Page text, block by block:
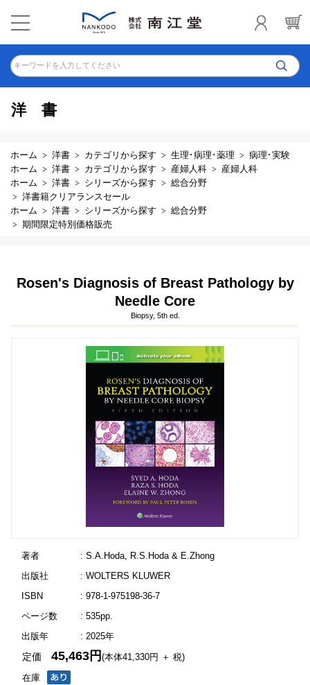
キーワードを入力してください
洋書
ホーム 洋書 カテゴリから探す 生理･病理･薬理
病理･実験
ホーム
洋書 カテゴリから探す 産婦人科
産婦人科
ホーム
洋書 シリーズから探す
総合分野
洋書籍クリアランスセール
ホーム
洋書 シリーズから探す
総合分野
期間限定特別価格販売
Rosen's Diagnosis of Breast Pathology by
Needle Core
Biopsy, 5th ed.
著者
: S.A.Hoda, R.S.Hoda & E.Zhong
出版社
: WOLTERS KLUWER
ISBN
: 978-1-975198-36-7
ページ数
: 535pp.
出版年
: 2025年
在庫
定価45,463円(本体41,330円 ＋ 税)